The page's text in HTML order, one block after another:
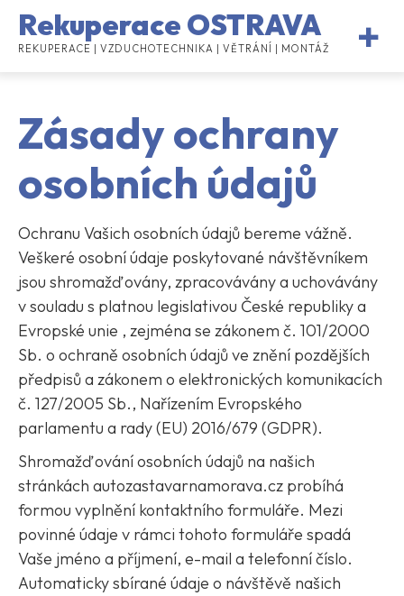
Rekuperace OSTRAVA
REKUPERACE | VZDUCHOTECHNIKA | VĚTRÁNÍ | MONTÁŽ
Zásady ochrany
osobních údajů
Ochranu Vašich osobních údajů bereme vážně.
Veškeré osobní údaje poskytované návštěvníkem
jsou shromažďovány, zpracovávány a uchovávány
v souladu s platnou legislativou České republiky a
Evropské unie , zejména se zákonem č. 101/2000
Sb. o ochraně osobních údajů ve znění pozdějších
předpisů a zákonem o elektronických komunikacích
č. 127/2005 Sb., Nařízením Evropského
parlamentu a rady (EU) 2016/679 (GDPR).
Shromažďování osobních údajů na našich
stránkách autozastavarnamorava.cz probíhá
formou vyplnění kontaktního formuláře. Mezi
povinné údaje v rámci tohoto formuláře spadá
Vaše jméno a příjmení, e-mail a telefonní číslo.
Automaticky sbírané údaje o návštěvě našich